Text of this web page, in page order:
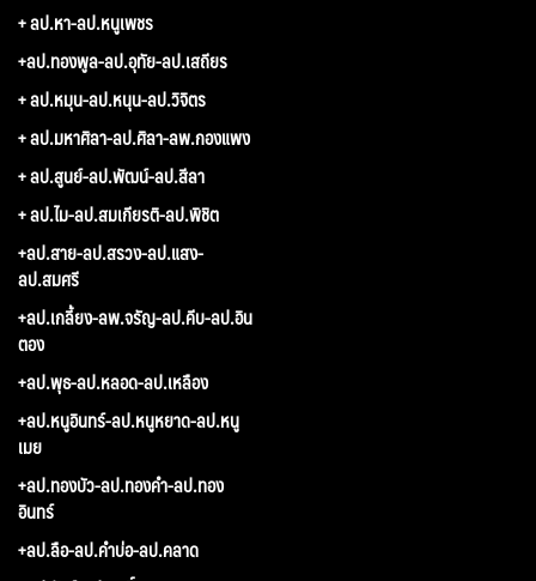
+ ลป.หา-ลป.หนูเพชร
+ลป.ทองพูล-ลป.อุทัย-ลป.เสถียร
+ ลป.หมุน-ลป.หนุน-ลป.วิจิตร
+ ลป.มหาศิลา-ลป.ศิลา-ลพ.กองแพง
+ ลป.สูนย์-ลป.พัฒน์-ลป.สีลา
+ ลป.ไม-ลป.สมเกียรติ-ลป.พิชิต
+ลป.สาย-ลป.สรวง-ลป.แสง-
ลป.สมศรี
+ลป.เกลี้ยง-ลพ.จรัญ-ลป.คีบ-ลป.อิน
ตอง
+ลป.พุธ-ลป.หลอด-ลป.เหลือง
+ลป.หนูอินทร์-ลป.หนูหยาด-ลป.หนู
เมย
+ลป.ทองบัว-ลป.ทองคำ-ลป.ทอง
อินทร์
+ลป.ลือ-ลป.คำบ่อ-ลป.คลาด